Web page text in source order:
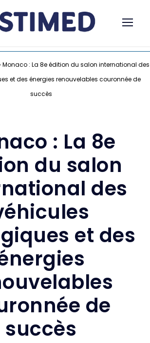
Monaco : La 8e édition du salon international des
et des énergies renouvelables couronnée de
succès
: La 8e
du salon
des
et des
de
succès